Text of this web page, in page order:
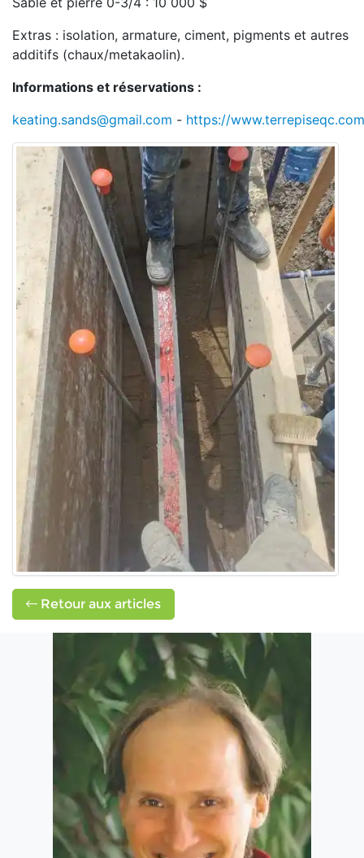
Extras : isolation, armature, ciment, pigments et autres
additifs (chaux/metakaolin).
Informations et réservations :
keating.sands@gmail.com - https://www.terrepiseqc.com
Retour aux articles